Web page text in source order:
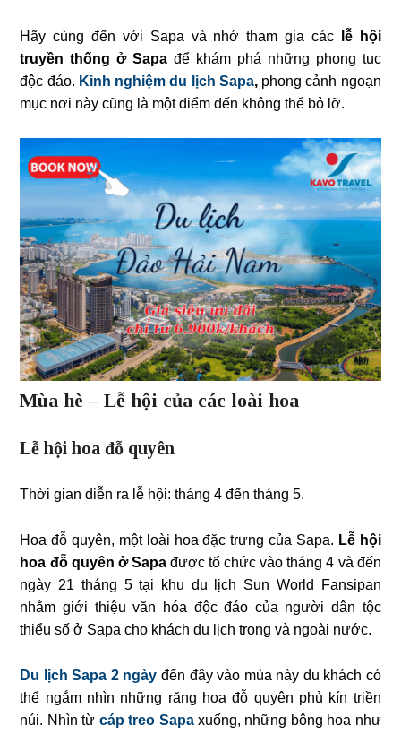
Hãy cùng đến với Sapa và nhớ tham gia các
lễ hội
truyền thống ở Sapa để khám phá những phong tục
độc đáo. Kinh nghiệm du lịch Sapa, phong cảnh ngoạn
mục nơi này cũng là một điểm đến không thể bỏ lỡ.
Mùa hè – Lễ hội của các loài hoa
Lễ hội hoa đỗ quyên
Thời gian diễn ra lễ hội: tháng 4 đến tháng 5.
Hoa đỗ quyên, một loài hoa đặc trưng của Sapa. Lễ hội
hoa đỗ quyên ở Sapađược tổ chức vào tháng 4 và đến
ngày 21 tháng 5 tại khu du lịch Sun World Fansipan
nhằm giới thiệu văn hóa độc đáo của người dân tộc
thiểu số ở Sapa cho khách du lịch trong và ngoài nước.
Du lịch Sapa 2 ngày đến đây vào mùa này du khách có
thể ngắm nhìn những rặng hoa đỗ quyên phủ kín triền
núi. Nhìn từ cáp treo Sapaxuống, những bông hoa như